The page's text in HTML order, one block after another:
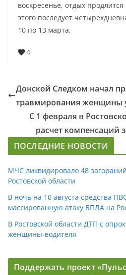
воскресенье, отдых
этого последует
10 по 13 марта.
0
Донской Следком начал
травмирования женщины
С 1 февраля в
расчет компенсаций
ПОСЛЕДНИЕ НОВОСТИ
МЧС ликвидировало 48
Ростовской области
В ночь на 10 августа средства
массированную атаку БПЛА на
В Ростовской области ДТП с
женщины-водителя
Поддержать проект